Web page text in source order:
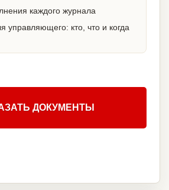
каждого журнала
управляющего: кто, что и когда
ДОКУМЕНТЫ